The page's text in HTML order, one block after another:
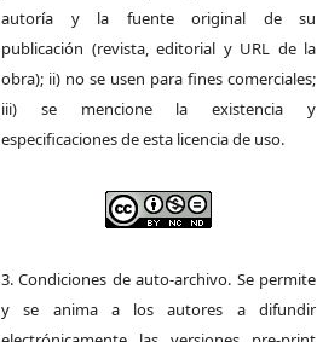
autoría y la fuente original de su
publicación (revista, editorial y URL de la
obra); ii) no se usen para fines comerciales;
iii) se mencione la existencia y
especificaciones de esta licencia de uso.
3. Condiciones de auto-archivo. Se permite
y se anima a los autores a difundir